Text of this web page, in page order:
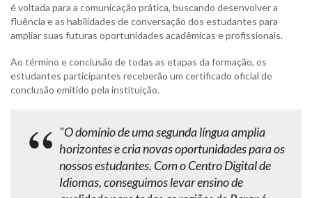
é voltada para a comunicação prática, buscando desenvolver a
fluência e as habilidades de conversação dos estudantes para
ampliar suas futuras oportunidades acadêmicas e profissionais.
Ao término e conclusão de todas as etapas da formação, os
estudantes participantes receberão um certificado oficial de
conclusão emitido pela instituição.
"O domínio de uma segunda língua amplia
horizontes e cria novas oportunidades para os
nossos estudantes. Com o Centro Digital de
Idiomas, conseguimos levar ensino de